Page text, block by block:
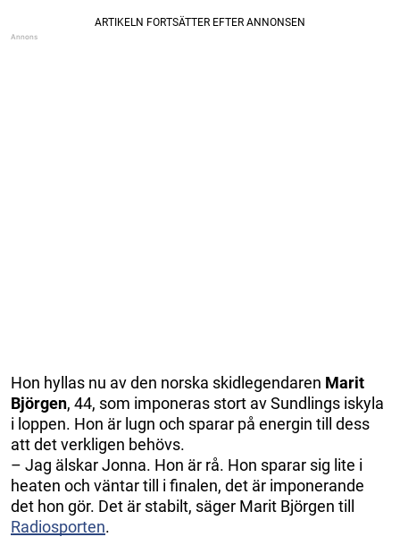
Hon hyllas nu av den norska skidlegendaren Marit
Björgen, 44, som imponeras stort av Sundlings iskyla
i loppen. Hon är lugn och sparar på energin till dess
att det verkligen behövs.
– Jag älskar Jonna. Hon är rå. Hon sparar sig lite i
heaten och väntar till i finalen, det är imponerande
det hon gör. Det är stabilt, säger Marit Björgen till
Radiosporten.